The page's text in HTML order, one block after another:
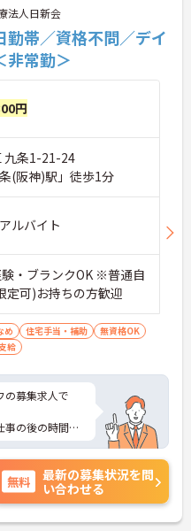
法人日新会
勤帯／資格不問／デイ
非常勤＞
円
九条1-21-24
(阪神)駅」徒歩1分
ルバイト
・ブランクOK ※普通自
定可)お持ちの方歓迎
め 住宅手当・補助
無資格OK
給
の募集求人で
事の後の時間も
のある職場で
群で、医療・介
など、さらに詳
無料
最新の募集状況を問
い合わせる